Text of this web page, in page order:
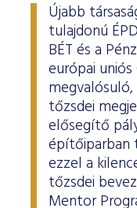
Újabb
tulajdonú
BÉT és a
európai
tőzsdei
elősegítő
építőiparban
ezzel a
tőzsdei
Mentor